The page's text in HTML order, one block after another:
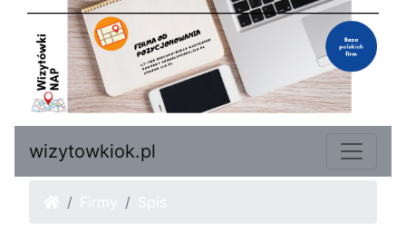
wizytowkiok.pl